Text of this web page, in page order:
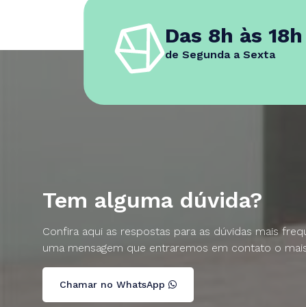
Das 8h às 18h
de Segunda a Sexta
Tem alguma dúvida?
Confira aqui as respostas para as dúvidas mais
uma mensagem que entraremos em contato o
Chamar no WhatsApp